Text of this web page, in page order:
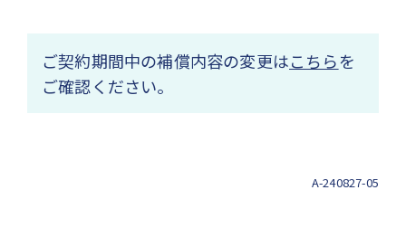
ご契約期間中の補償内容の変更はこちらを
ご確認ください。
A-240827-05